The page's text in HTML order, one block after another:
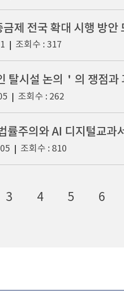
제 전국 확대 시행 방안
조회수 : 317
탈시설 논의＇의 쟁점과
조회수 : 262
률주의와 AI 디지털교과
조회수 : 810
3 4 5 6